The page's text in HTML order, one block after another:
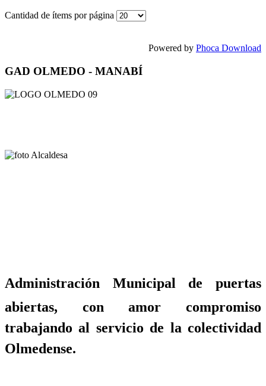
Cantidad de ítems por página
Powered by Phoca Download
GAD OLMEDO - MANABÍ
Administración Municipal de puertas
abiertas, con amor compromiso
trabajando al servicio de la colectividad
Olmedense.